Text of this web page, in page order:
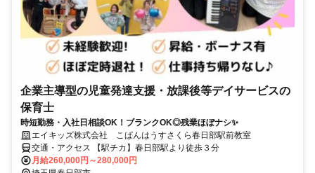
企業主導型の児童発達支援・放課後等デイサービスの
保育士
時短勤務・入社日相談OK！ブランクOK◎残業ほぼナシ✨
エイキッズ株式会社 こぱんはうすさくら春日部駅前教室
交通・アクセス 【駅チカ】春日部駅より徒歩３分
月給260,000円～280,000円